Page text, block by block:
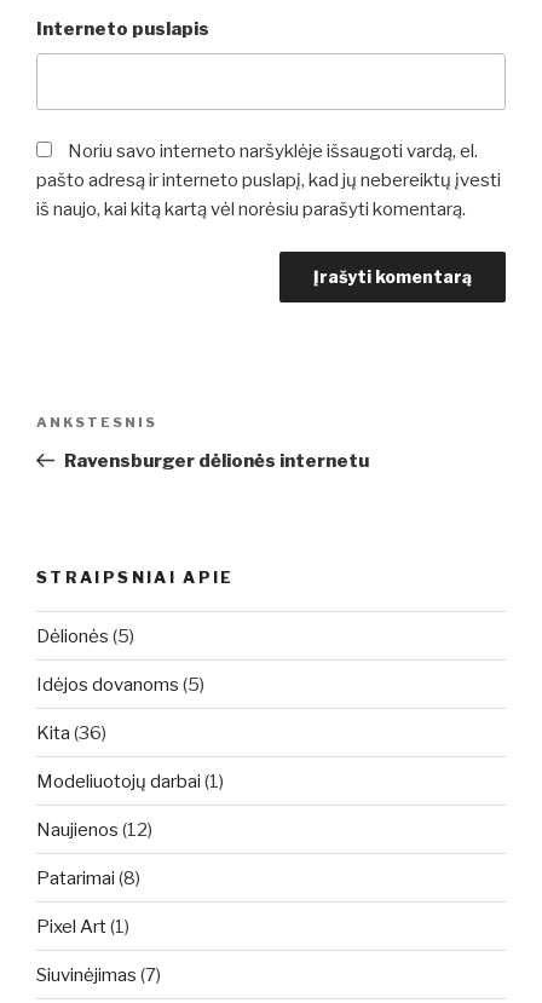
Interneto puslapis
Noriu savo interneto naršyklėje išsaugoti vardą, el.
pašto adresą ir interneto puslapį, kad jų nebereiktų įvesti
iš naujo, kai kitą kartą vėl norėsiu parašyti komentarą.
įrašų
Ankstesnis
įrašas
ANKSTESNIS
Ravensburger dėlionės internetu
STRAIPSNIAI APIE
Dėlionės (5)
Idėjos dovanoms (5)
Kita (36)
Modeliuotojų darbai (1)
Naujienos (12)
Patarimai (8)
Pixel Art(1)
Siuvinėjimas (7)